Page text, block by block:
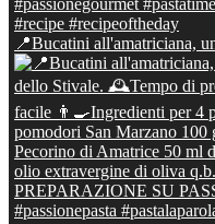
📍Bucatini all'amatriciana,